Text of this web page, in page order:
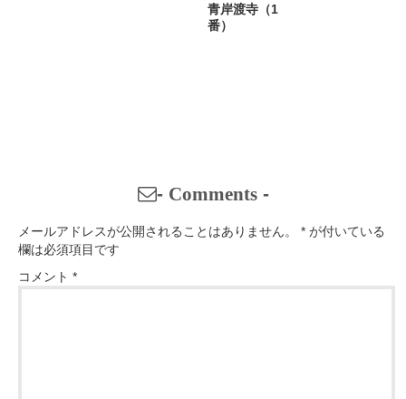
青岸渡寺（1
番）
- Comments-
メールアドレスが公開されることはありません。 * が付いている
欄は必須項目です
コメント *